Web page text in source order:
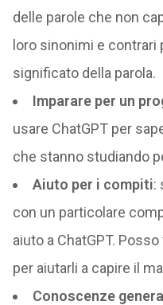
delle parole che non
loro sinonimi e contrari
significato della parola.
Imparare per un
usare ChatGPT per
che stanno studiando
Aiuto per i compiti:
con un particolare
aiuto a ChatGPT.
per aiutarli a capire il
Conoscenze